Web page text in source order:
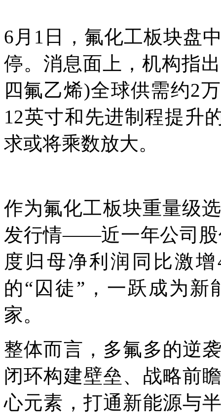
6月1日，氟化工板块盘
停。消息面上，机构指
四氟乙烯)全球供需约2
12英寸和先进制程提升
求或将乘数放大。
作为氟化工板块重量级
发行情——近一年公司股
度归母净利润同比激
的“囚徒”，一跃成为
家。
整体而言，多氟多的逆
闭环构建壁垒、战略前
心元素，打通新能源与